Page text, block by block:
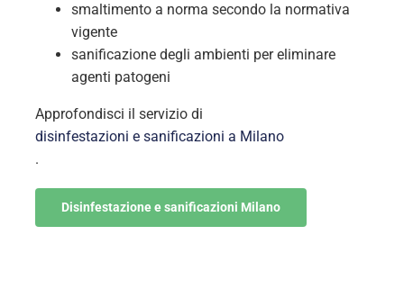
smaltimento a norma secondo la normativa
vigente
sanificazione degli ambienti per eliminare
agenti patogeni
Approfondisci il servizio di
disinfestazioni e sanificazioni a Milano
.
Disinfestazione e sanificazioni Milano